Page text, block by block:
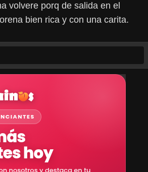
volvere porq de salida en el
bien rica y con una carita.